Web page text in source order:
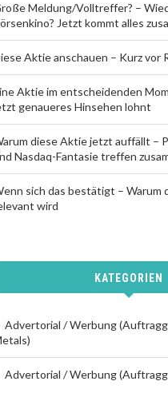
Meldung/Volltreffer? –
Jetzt kommt alles
Aktie anschauen – Kurz vor
Aktie im entscheidenden
genaueres Hinsehen lohnt
diese Aktie jetzt auffällt –
Nasdaq-Fantasie treffen
sich das bestätigt – Warum
wird
KATEGORIEN
Advertorial / Werbung
Advertorial / Werbung